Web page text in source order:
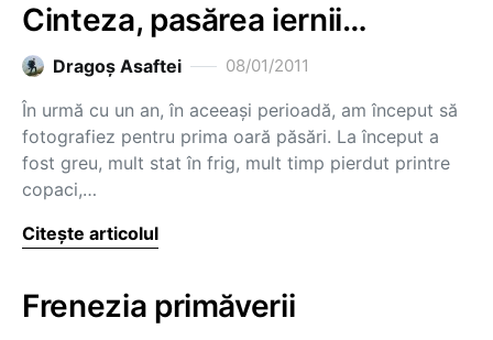
Cinteza, pasărea iernii…
Dragoş Asaftei 08/01/2011
În urmă cu un an, în aceeaşi perioadă, am început să
fotografiez pentru prima oară păsări. La început a
fost greu, mult stat în frig, mult timp pierdut printre
copaci,…
Citește articolul
Frenezia primăverii